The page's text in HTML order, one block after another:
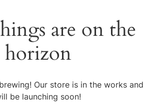
are on the
horizon
Our store is in the works and
be launching soon!